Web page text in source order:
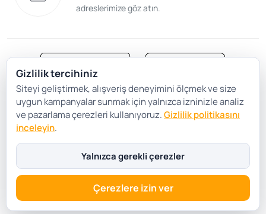
adreslerimize göz atın.
Satış Sözleşmesi
Gizlilik ve Güvenlik
Gizlilik Politikası
Çerez Tercihleri
Gizlilik tercihiniz
Siteyi geliştirmek, alışveriş deneyimini ölçmek ve size
uygun kampanyalar sunmak için yalnızca izninizle analiz
ve pazarlama çerezleri kullanıyoruz.Gizlilik politikasını
inceleyin.
Yalnızca gerekli çerezler
Çerezlere izin ver